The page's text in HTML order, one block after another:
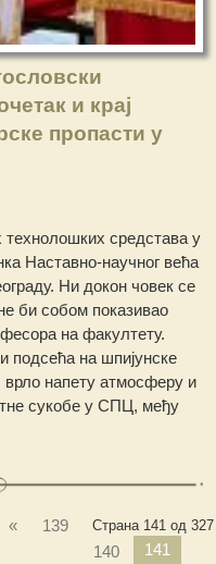
и крај
пропасти у
технолошких средстава у
Наставно-научног већа
Ни докон човек се
би собом показивао
на факултету.
подсећа на шпијунске
напету атмосферу и
сукобе у СПЦ, међу
Страна 141 од 327
«
139
140
141